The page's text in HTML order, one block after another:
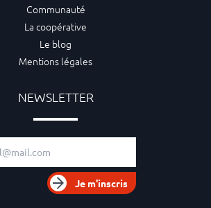
Communauté
La coopérative
Le blog
Mentions légales
NEWSLETTER
e-mail
Je m'inscris